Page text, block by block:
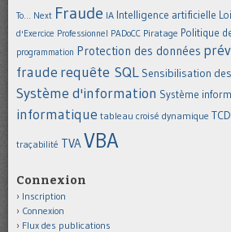
To... Next Fraude IA Intelligence artificielle
d'Exercice Professionnel PADoCC Piratage Politique
programmation Protection des données
fraude requête SQL Sensibilisation
Système d'information Système
informatique tableau croisé dynamique TCD
traçabilité TVAVBA
Connexion
Inscription
Connexion
Flux des publications